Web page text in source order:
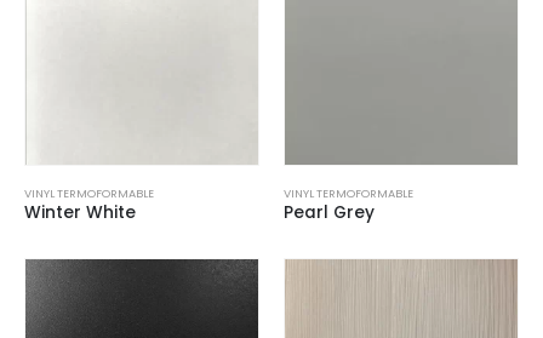
VINYL TERMOFORMABLE
Winter White
VINYL TERMOFORMABLE
Pearl Grey